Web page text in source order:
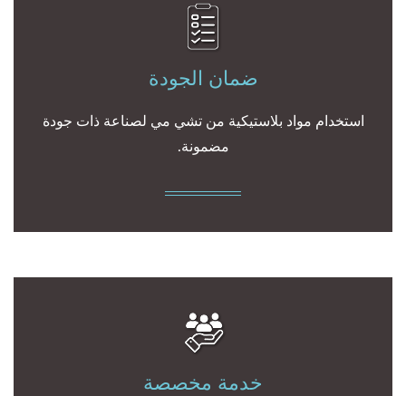
ضمان الجودة
استخدام مواد بلاستيكية من تشي مي لصناعة ذات جودة
مضمونة.
خدمة مخصصة